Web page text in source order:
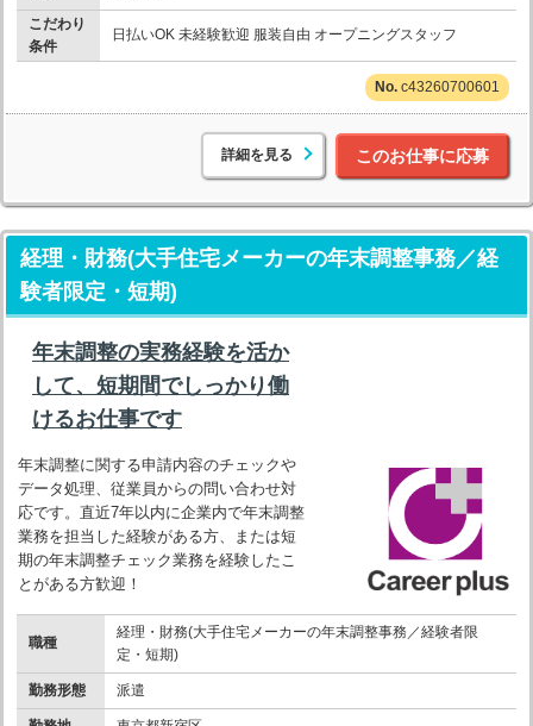
こだわり
条件
日払いOK 未経験歓迎 服装自由 オープニングスタッフ
c43260700601
詳細を見る このお仕事に応募
経理・財務(大手住宅メーカーの年末調整事務／経
験者限定・短期)
年末調整の実務経験を活か
して、短期間でしっかり働
けるお仕事です
年末調整に関する申請内容のチェックや
データ処理、従業員からの問い合わせ対
応です。直近7年以内に企業内で年末調整
業務を担当した経験がある方、または短
期の年末調整チェック業務を経験したこ
とがある方歓迎！
職種
経理・財務(大手住宅メーカーの年末調整事務／経験者限
定・短期)
勤務形態 派遣